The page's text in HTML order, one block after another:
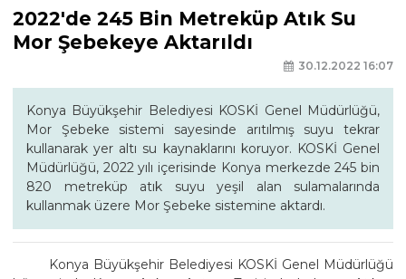
2022'de 245 Bin Metreküp Atık Su
Mor Şebekeye Aktarıldı
30.12.2022 16:07
Konya Büyükşehir Belediyesi KOSKİ Genel Müdürlüğü,
Mor Şebeke sistemi sayesinde arıtılmış suyu tekrar
kullanarak yer altı su kaynaklarını koruyor. KOSKİ Genel
Müdürlüğü, 2022 yılı içerisinde Konya merkezde 245 bin
820 metreküp atık suyu yeşil alan sulamalarında
kullanmak üzere Mor Şebeke sistemine aktardı.
Konya Büyükşehir Belediyesi KOSKİ Genel Müdürlüğü